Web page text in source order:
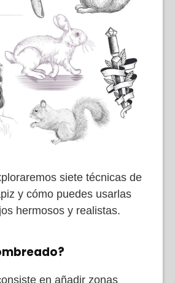
siete técnicas de
y cómo puedes usarlas
hermosos y realistas.
en añadir zonas